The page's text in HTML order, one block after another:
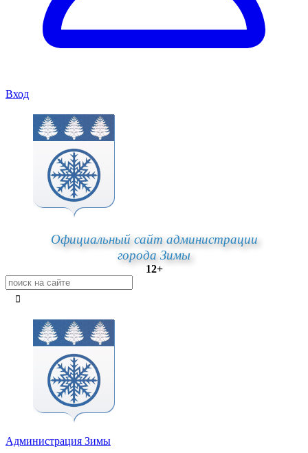
Вход
Официальный сайт администрации
города Зимы
12+
Администрация Зимы